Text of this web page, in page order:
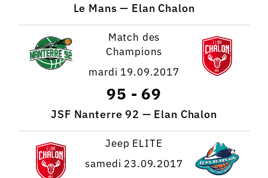
Le Mans — Elan Chalon
Match des
Champions
mardi 19.09.2017
95 - 69
JSF Nanterre 92 — Elan Chalon
Jeep ELITE
samedi 23.09.2017